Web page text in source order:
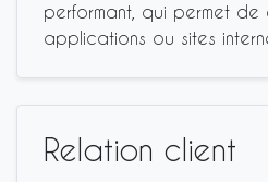
Relation client
performant, qui permet de
applications ou sites